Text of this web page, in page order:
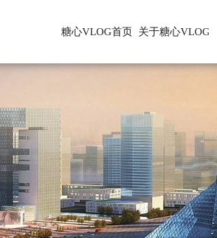
糖心VLOG首页 关于糖心VLOG